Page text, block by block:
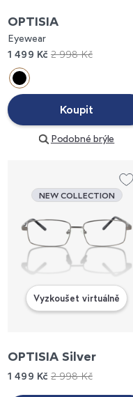
OPTISIA
Eyewear
1 499 Kč2 998 Kč
Koupit
Podobné brýle
Vyzkoušet virtuálně
NEW COLLECTION
OPTISIA Silver
1 499 Kč2 998 Kč